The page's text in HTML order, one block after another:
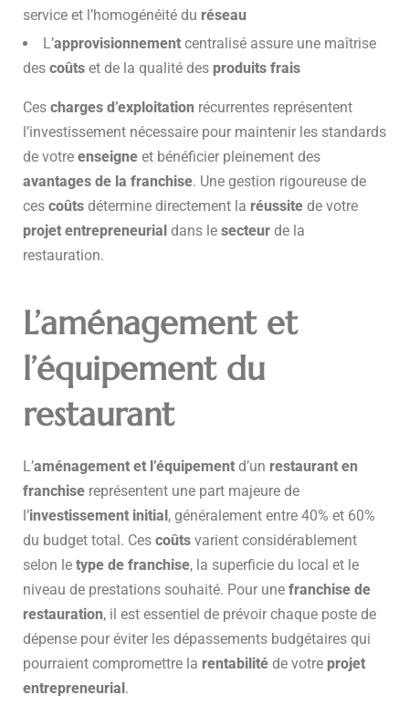
service et l’homogénéité du réseau
L’approvisionnementcentralisé assure une maîtrise
des coûts et de la qualité des produits frais
Ces charges d’exploitation récurrentes représentent
l’investissement nécessaire pour maintenir les standards
de votre enseigne et bénéficier pleinement des
avantages de la franchise. Une gestion rigoureuse de
ces coûts détermine directement la réussite de votre
projet entrepreneurial dans le secteur de la
restauration.
L’aménagement et
l’équipement du
restaurant
L’aménagement et l’équipementd’un restaurant en
franchise représentent une part majeure de
l’investissement initial, généralement entre 40% et 60%
du budget total. Ces coûts varient considérablement
selon le type de franchise, la superficie du local et le
niveau de prestations souhaité. Pour une franchise de
restauration, il est essentiel de prévoir chaque poste de
dépense pour éviter les dépassements budgétaires qui
pourraient compromettre la rentabilité de votre projet
entrepreneurial.